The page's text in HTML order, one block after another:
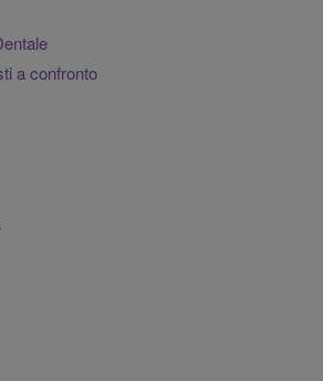
a confronto